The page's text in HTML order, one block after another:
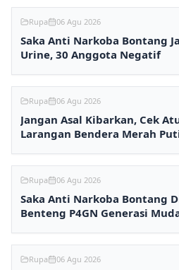
Rupa 06 Agu 2026
Saka Anti Narkoba Bontang
Urine, 30 Anggota Negatif
Rupa 06 Agu 2026
Jangan Asal Kibarkan, Cek
Larangan Bendera Merah
Rupa 06 Agu 2026
Saka Anti Narkoba Bontang
Benteng P4GN Generasi
Rupa 06 Agu 2026